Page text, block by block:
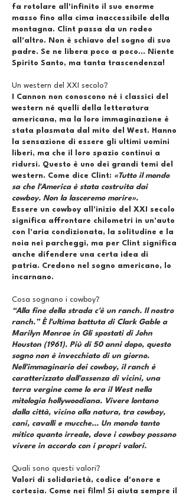
fa rotolare all'infinito il suo enorme
masso fino alla cima inaccessibile della
montagna. Clint passa da un rodeo
all'altro. Non è schiavo del sogno di suo
padre. Se ne libera poco a poco... Niente
Spirito Santo, ma tanta trascendenza!
Un western del XXI secolo?
I Cannon non conoscono né i classici del
western né quelli della letteratura
americana, ma la loro immaginazione è
stata plasmata dal mito del West. Hanno
la sensazione di essere gli ultimi uomini
liberi, ma che il loro spazio continui a
ridursi. Questo è uno dei grandi temi del
western. Come dice Clint: «Tutto il mondo
sa che l'America è stata costruita dai
cowboy. Non la lasceremo morire».
Essere un cowboy all'inizio del XXI secolo
significa affrontare chilometri in un'auto
con l'aria condizionata, la solitudine e la
noia nei parcheggi, ma per Clint significa
anche difendere una certa idea di
patria. Credono nel sogno americano, lo
incarnano.
Cosa sognano i cowboy?
“Alla fine della strada c'è un ranch. Il nostro
ranch.” È l'ultima battuta di Clark Gable a
Marilyn Monroe in Gli spostati di John
Houston (1961). Più di 50 anni dopo, questo
sogno non è invecchiato di un giorno.
Nell'immaginario dei cowboy, il ranch è
caratterizzato dall'assenza di vicini, una
terra vergine come lo era il West nella
mitologia hollywoodiana. Vivere lontano
dalla città, vicino alla natura, tra cowboy,
cani, cavalli e mucche... Un mondo tanto
mitico quanto irreale, dove i cowboy possono
vivere in accordo con i propri valori.
Quali sono questi valori?
Valori di solidarietà, codice d'onore e
cortesia. Come nei film! Si aiuta sempre il